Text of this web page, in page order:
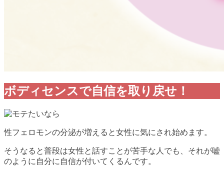
ボディセンスで自信を取り戻せ！
性フェロモンの分泌が増えると女性に気にされ始めます。
そうなると普段は女性と話すことが苦手な人でも、それが嘘
のように自分に自信が付いてくるんです。